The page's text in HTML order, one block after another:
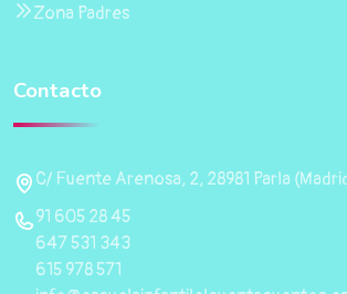
Zona Padres
Contacto
C/ Fuente Arenosa, 2, 28981 Parla
91 605 28 45
647 531 343
615 978 571